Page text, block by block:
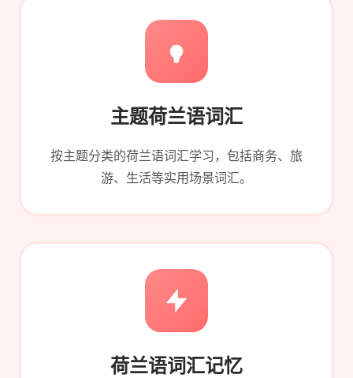
主题荷兰语词汇
按主题分类的荷兰语词汇学习，包括商务、旅
游、生活等实用场景词汇。
荷兰语词汇记忆